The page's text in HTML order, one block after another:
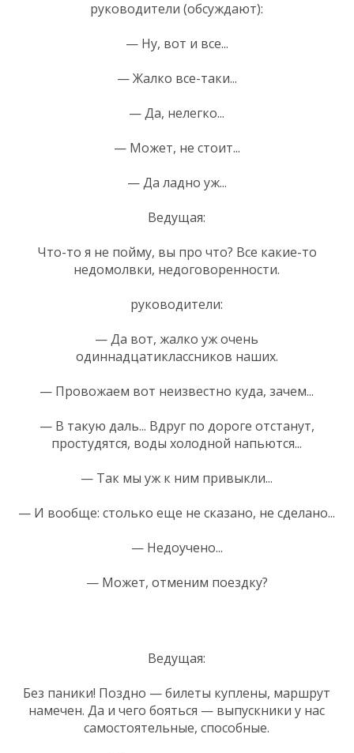
руководители (обсуждают):
— Ну, вот и все...
— Жалко все-таки...
— Да, нелегко...
— Может, не стоит...
— Да ладно уж...
Ведущая:
Что-то я не пойму, вы про что? Все какие-то
недомолвки, недоговоренности.
руководители:
— Да вот, жалко уж очень
одиннадцатиклассников наших.
— Провожаем вот неизвестно куда, зачем...
— В такую даль... Вдруг по дороге отстанут,
простудятся, воды холодной напьются...
— Так мы уж к ним привыкли...
— И вообще: столько еще не сказано, не сделано...
— Недоучено...
— Может, отменим поездку?
Ведущая:
Без паники! Поздно — билеты куплены, маршрут
намечен. Да и чего бояться — выпускники у нас
самостоятельные, способные.